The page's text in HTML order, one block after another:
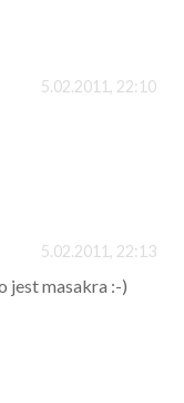
5.02.2011, 22:10
5.02.2011, 22:13
jest masakra :-)